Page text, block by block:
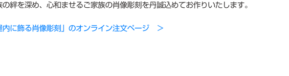
の絆を深め、心和ませるご家族の肖像彫刻を丹誠込めてお作りいたします。
内に飾る肖像彫刻」のオンライン注文ページ ＞